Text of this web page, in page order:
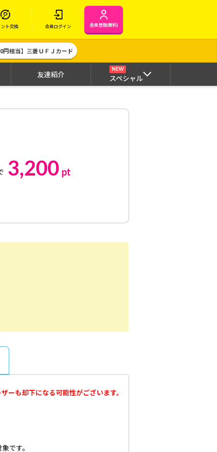
ント交換 会員ログイン 会員登録(無料)
円相当】三菱ＵＦＪカード
友達紹介
NEW
スペシャル
3,200 pt
ーも却下になる可能性がございます。
です。